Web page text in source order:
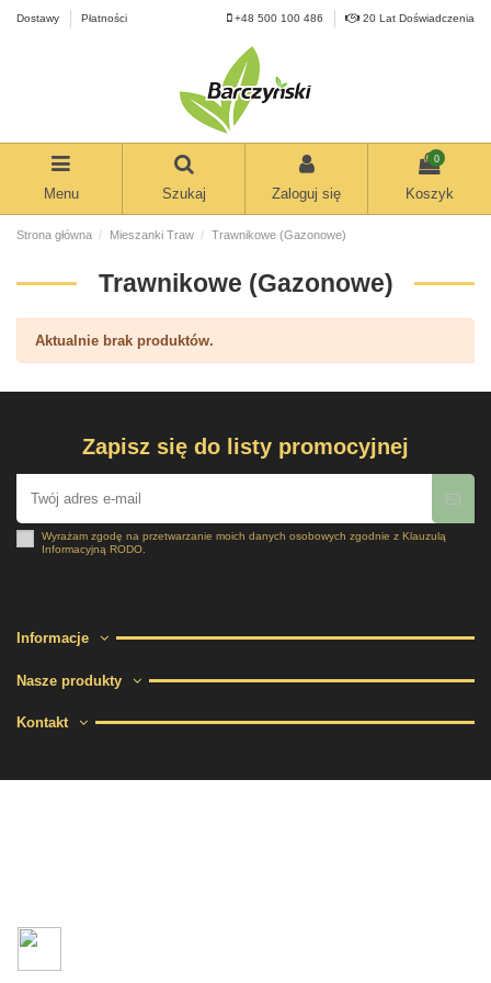
Dostawy Płatności +48 500 100 486 20 Lat Doświadczenia
Menu Szukaj Zaloguj się
0
Koszyk
Strona główna Mieszanki Traw Trawnikowe (Gazonowe)
Trawnikowe (Gazonowe)
Aktualnie brak produktów.
Zapisz się do listy promocyjnej
Wyrażam zgodę na przetwarzanie moich danych osobowych zgodnie z Klauzulą
Informacyjną RODO.
Informacje
Nasze produkty
Kontakt